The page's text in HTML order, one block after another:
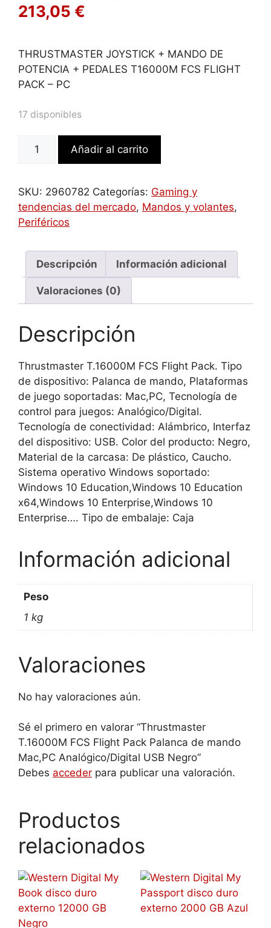
213,05 €
THRUSTMASTER JOYSTICK + MANDO DE
POTENCIA + PEDALES T16000M FCS FLIGHT
PACK – PC
17 disponibles
Thrustmaster
Flight
Pack
Palanca
mando
Mac,PC
Analógico/Digital
USB
cantidad
Añadir al carrito
SKU: 2960782 Categorías: Gaming y
tendencias del mercado, Mandos y volantes,
Periféricos
Descripción Información adicional
Valoraciones (0)
Descripción
Thrustmaster T.16000M FCS Flight Pack. Tipo
de dispositivo: Palanca de mando, Plataformas
de juego soportadas: Mac,PC, Tecnología de
control para juegos: Analógico/Digital.
Tecnología de conectividad: Alámbrico, Interfaz
del dispositivo: USB. Color del producto: Negro,
Material de la carcasa: De plástico, Caucho.
Sistema operativo Windows soportado:
Windows 10 Education,Windows 10 Education
x64,Windows 10 Enterprise,Windows 10
Enterprise…. Tipo de embalaje: Caja
Información adicional
Peso
1 kg
Valoraciones
No hay valoraciones aún.
Sé el primero en valorar “Thrustmaster
T.16000M FCS Flight Pack Palanca de mando
Mac,PC Analógico/Digital USB Negro”
Debes acceder para publicar una valoración.
Productos
relacionados